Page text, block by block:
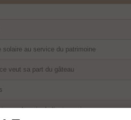
solaire au service du patrimoine
veut sa part du gâteau
sur la voie de l’autonomie